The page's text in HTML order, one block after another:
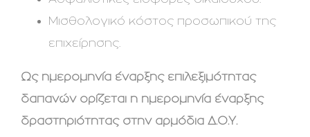
Μισθολογικό κόστος προσωπικού της
επιχείρησης.
Ως ημερομηνία έναρξης επιλεξιμότητας
δαπανών ορίζεται η ημερομηνία έναρξης
δραστηριότητας στην αρμόδια Δ.Ο.Υ.